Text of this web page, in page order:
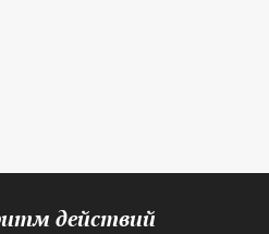
действий